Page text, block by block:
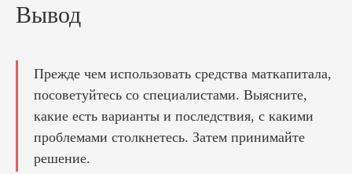
Вывод
Прежде чем использовать средства маткапитала,
посоветуйтесь со специалистами. Выясните,
какие есть варианты и последствия, с какими
проблемами столкнетесь. Затем принимайте
решение.